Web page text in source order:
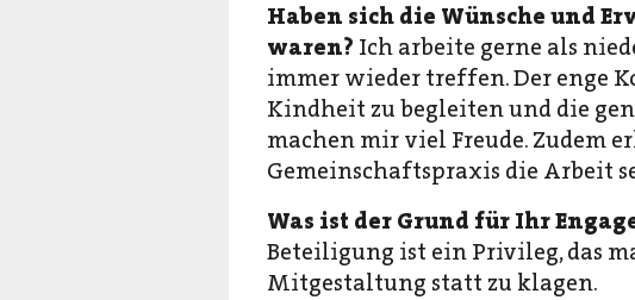
Haben sich die Wünsche und
waren? Ich arbeite gerne als
immer wieder treffen. Der enge
Kindheit zu begleiten und die
machen mir viel Freude. Zudem
Gemeinschaftspraxis die Arbeit
Was ist der Grund für Ihr
Beteiligung ist ein Privileg, das
Mitgestaltung statt zu klagen.